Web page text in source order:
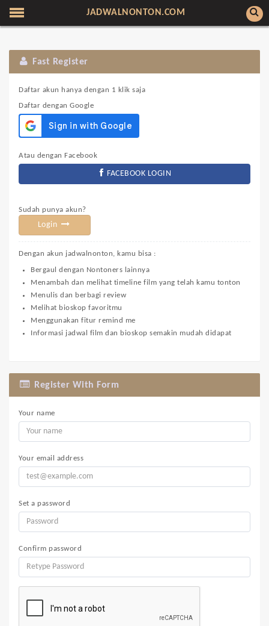
JADWALNONTON.COM
Fast Register
Daftar akun hanya dengan 1 klik saja
Daftar dengan Google
Atau dengan Facebook
FACEBOOK LOGIN
Sudah punya akun?
Login
Dengan akun jadwalnonton, kamu bisa :
Bergaul dengan Nontoners lainnya
Menambah dan melihat timeline film yang telah kamu tonton
Menulis dan berbagi review
Melihat bioskop favoritmu
Menggunakan fitur remind me
Informasi jadwal film dan bioskop semakin mudah didapat
Register With Form
Your name
Your email address
Set a password
Confirm password